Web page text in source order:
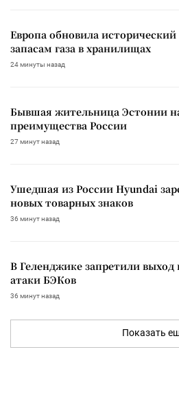
Европа обновила
запасам газа в хранилищах
24 минуты назад
Бывшая жительница Эстонии
преимущества России
27 минут назад
Ушедшая из России Hyundai
новых товарных знаков
36 минут назад
В Геленджике запретили выход
атаки БЭКов
36 минут назад
Показать